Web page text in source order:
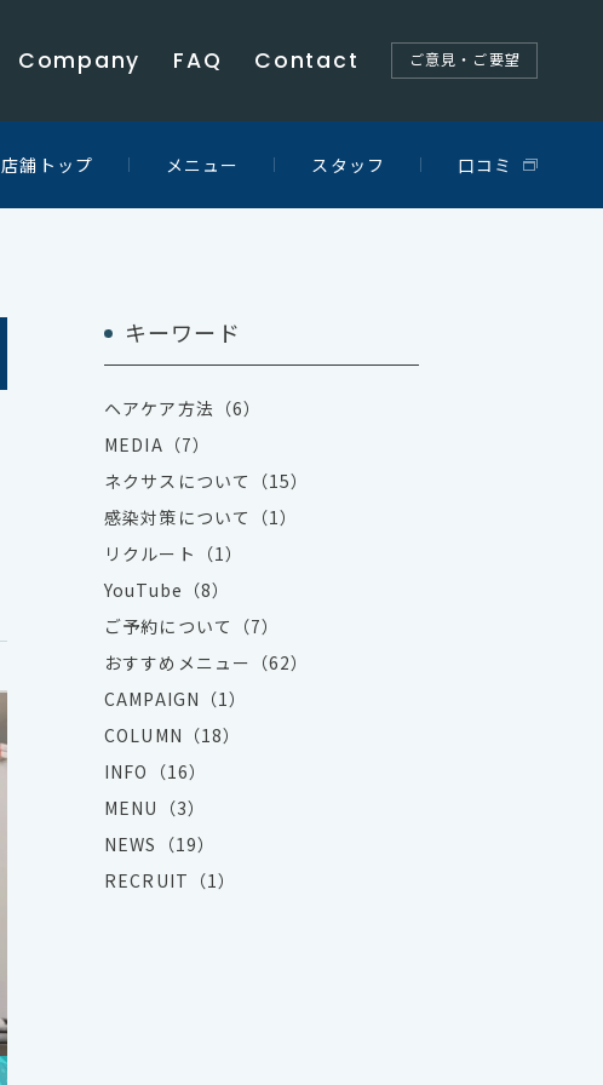
Company FAQ Contact ご意見・ご要望
キーワード
ヘアケア方法（6）
MEDIA（7）
ネクサスについて（15）
感染対策について（1）
リクルート（1）
YouTube（8）
ご予約について（7）
おすすめメニュー（62）
CAMPAIGN（1）
COLUMN（18）
INFO（16）
MENU（3）
NEWS（19）
RECRUIT（1）
店舗トップ メニュー スタッフ 口コミ